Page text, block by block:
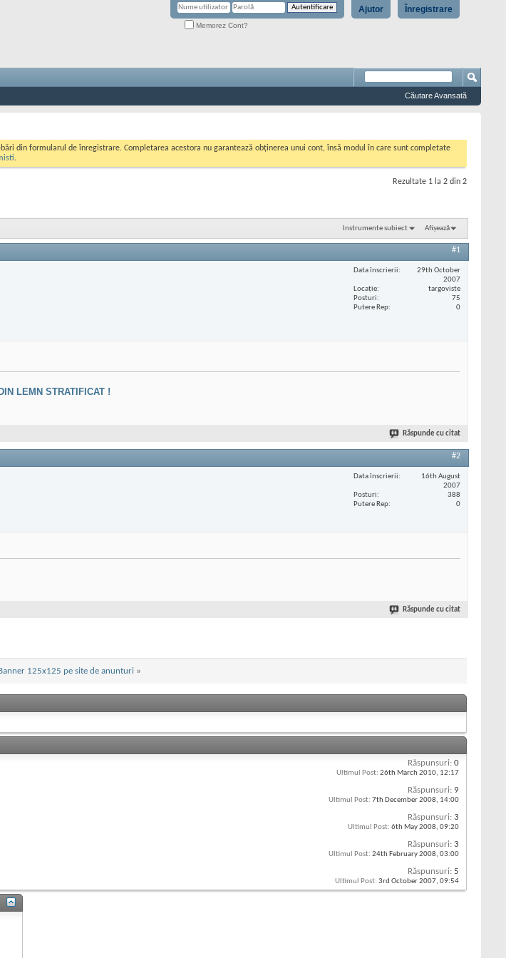
Înregistrare
Ajutor
Memorez Cont?
Căutare Avansată
din formularul de înregistrare. Completarea acestora nu garantează obținerea unui cont, însă modul în care sunt completate
.
Rezultate 1 la 2 din 2
Instrumente subiect Afișează
#1
Data înscrierii
29th October
2007
Locaţie
targoviste
Posturi
75
Putere Rep
0
LEMN STRATIFICAT !
Răspunde cu citat
#2
Data înscrierii
16th August
2007
Posturi
388
Putere Rep
0
Răspunde cu citat
Banner 125x125 pe site de anunturi »
Răspunsuri: 0
Ultimul Post: 26th March 2010, 12:17
Răspunsuri: 9
Ultimul Post: 7th December 2008, 14:00
Răspunsuri: 3
Ultimul Post: 6th May 2008, 09:20
Răspunsuri: 3
Ultimul Post: 24th February 2008, 03:00
Răspunsuri: 5
Ultimul Post: 3rd October 2007, 09:54